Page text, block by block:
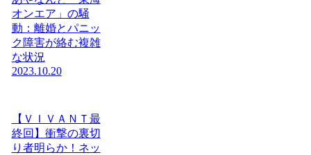
オンエア」の騒
動：離婚とパニッ
ク障害が絡む複雑
な状況
2023.10.20
【ＶＩＶＡＮＴ最
終回】衝撃の裏切
り者明らか！ネッ